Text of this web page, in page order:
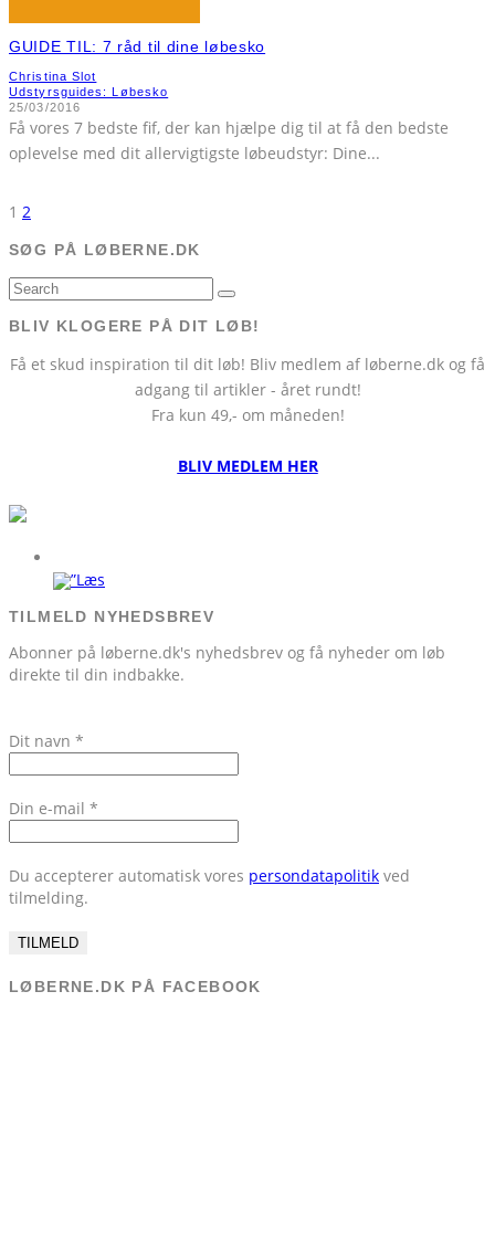
GUIDE TIL: 7 råd til dine løbesko
Christina Slot
Udstyrsguides: Løbesko
25/03/2016
Få vores 7 bedste fif, der kan hjælpe dig til at få den bedste
oplevelse med dit allervigtigste løbeudstyr: Dine...
1 2
SØG PÅ LØBERNE.DK
BLIV KLOGERE PÅ DIT LØB!
Få et skud inspiration til dit løb! Bliv medlem af løberne.dk og få
adgang til artikler - året rundt!
Fra kun 49,- om måneden!
BLIV MEDLEM HER
TILMELD NYHEDSBREV
Abonner på løberne.dk's nyhedsbrev og få nyheder om løb
direkte til din indbakke.
Dit navn *
Din e-mail *
Du accepterer automatisk vores persondatapolitik ved
tilmelding.
LØBERNE.DK PÅ FACEBOOK